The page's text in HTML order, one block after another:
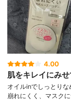
4.00
肌をキレイにみ
オイルinでしっとりな
崩れにくく、マスク